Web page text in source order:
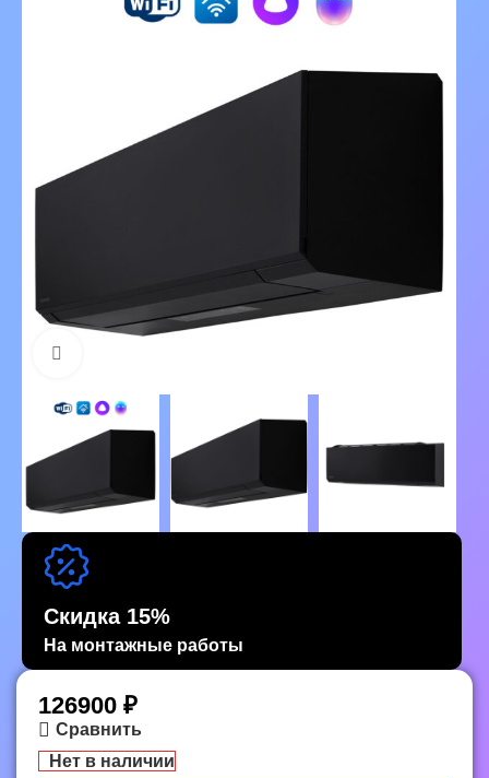
Скидка 15%
На монтажные работы
126900 ₽
Сравнить
Нет в наличии